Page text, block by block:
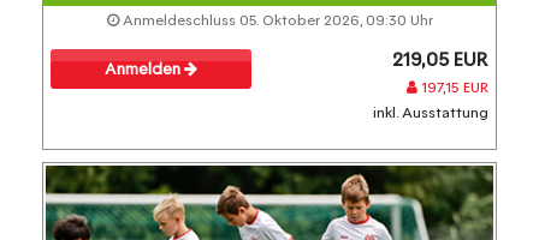
Anmeldeschluss 05. Oktober 2026, 09:30 Uhr
Anmelden 219,05 EUR
197,15 EUR
inkl. Ausstattung